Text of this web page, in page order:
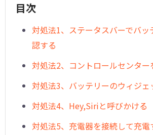
目次
対処法1、ステータスバーでバッ
認する
対処法2、コントロールセンター
対処法3、バッテリーのウィジェ
対処法4、Hey,Siriと呼びかける
対処法5、充電器を接続して充電